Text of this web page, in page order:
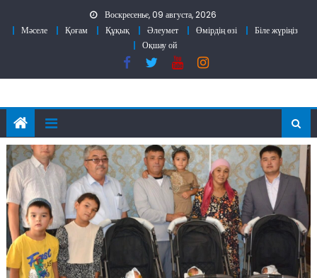
Воскресенье, 09 августа, 2026
Мәселе
Қоғам Құқық Әлеумет Өмірдің өзі
Біле жүріңіз
Оқшау ой